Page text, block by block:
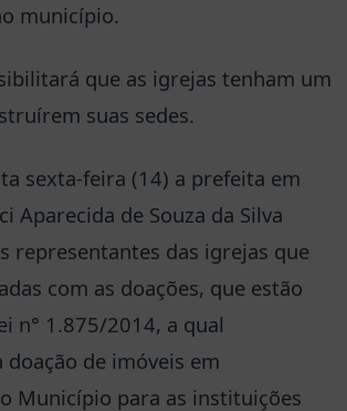
município.
que as igrejas tenham um
suas sedes.
sexta-feira (14) a prefeita em
Aparecida de Souza da Silva
representantes das igrejas que
com as doações, que estão
n° 1.875/2014, a qual
de imóveis em
Município para as instituições